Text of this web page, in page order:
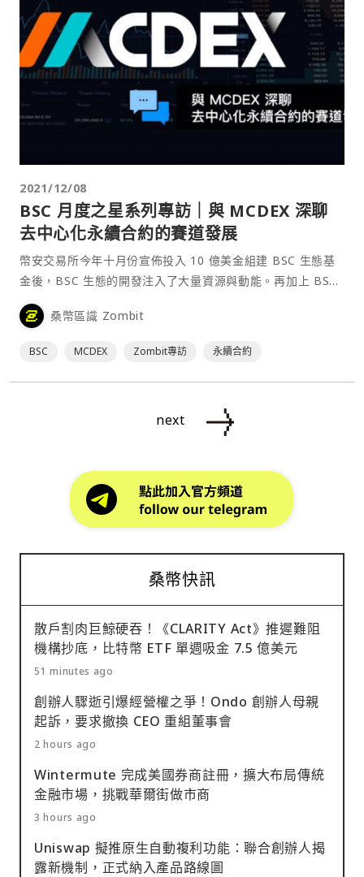
2021/12/08
BSC 月度之星系列專訪｜與 MCDEX 深聊
去中心化永續合約的賽道發展
幣安交易所今年十月份宣佈投入 10 億美金組建 BSC 生態基
金後，BSC 生態的開發注入了大量資源與動能。再加上 BSC
用戶的大規模增長，桑幣將為大家啟動《BSC 月度之星系列
專訪》計劃，讓大家能更深入理解這些項目方的規劃與初衷。
這次很榮幸邀請到去中心化永續合約交易平台 - MCDEX 的共
桑幣區識 Zombit
BSC MCDEX Zombit專訪 永續合約
next
桑幣快訊
散戶割肉巨鯨硬吞！《CLARITY Act》推遲難阻
機構抄底，比特幣 ETF 單週吸金 7.5 億美元
51 minutes ago
創辦人驟逝引爆經營權之爭！Ondo 創辦人母親
起訴，要求撤換 CEO 重組董事會
2 hours ago
Wintermute 完成美國券商註冊，擴大布局傳統
金融市場，挑戰華爾街做市商
3 hours ago
Uniswap 擬推原生自動複利功能：聯合創辦人揭
露新機制，正式納入產品路線圖